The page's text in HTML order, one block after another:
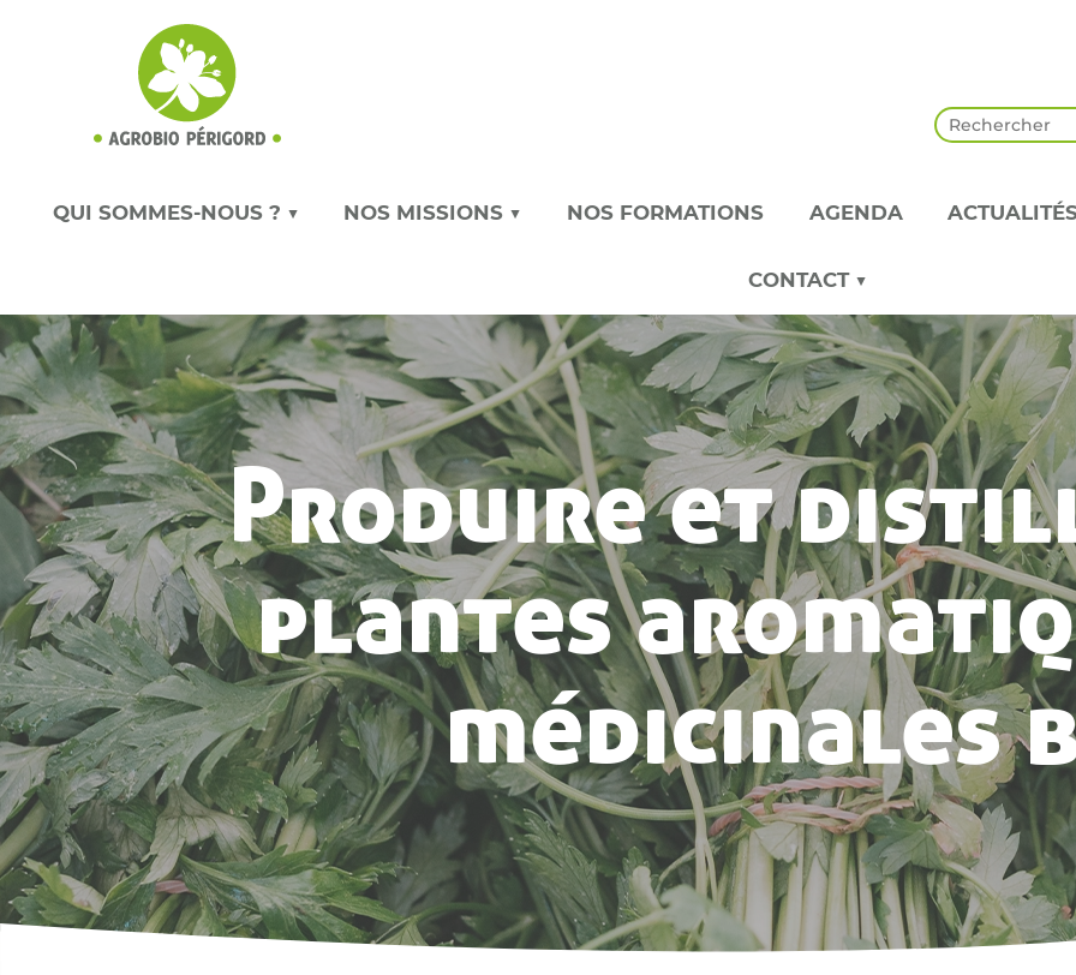
QUI SOMMES-NOUS ? ▼ NOS MISSIONS ▼ NOS FORMATIONS AGENDA
CONTACT ▼
Produire et
plantes
médicinales